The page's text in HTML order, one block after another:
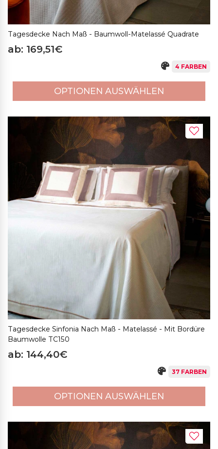
Tagesdecke Nach Maß - Baumwoll-Matelassé Quadrate
ab: 169,51€
4 FARBEN
OPTIONEN AUSWÄHLEN
Tagesdecke Sinfonia Nach Maß - Matelassé - Mit Bordüre
Baumwolle TC150
ab: 144,40€
37 FARBEN
OPTIONEN AUSWÄHLEN